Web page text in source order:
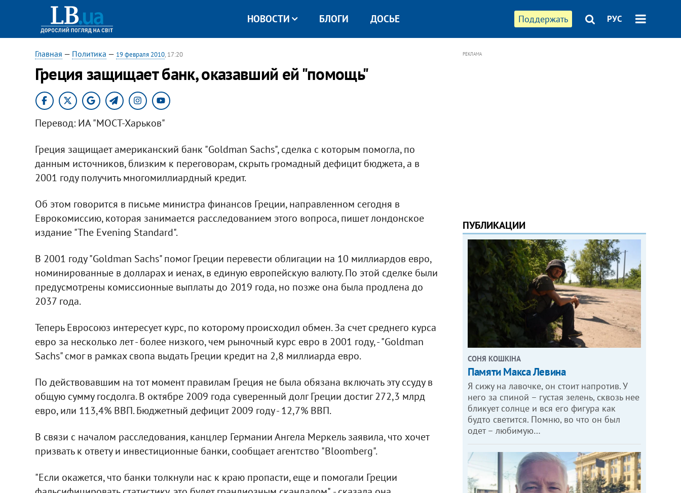
Поддержать РУС
НОВОСТИ БЛОГИ ДОСЬЕ
Главная — Политика — 19 февраля 2010, 17:20
Греция защищает банк, оказавший ей "помощь"
Перевод: ИА "МОСТ-Харьков"
Греция защищает американский банк "Goldman Sachs", сделка с которым помогла, по
данным источников, близким к переговорам, скрыть громадный дефицит бюджета, а в
2001 году получить многомиллиардный кредит.
Об этом говорится в письме министра финансов Греции, направленном сегодня в
Еврокомиссию, которая занимается расследованием этого вопроса, пишет лондонское
издание "The Evening Standard".
В 2001 году "Goldman Sachs" помог Греции перевести облигации на 10 миллиардов евро,
номинированные в долларах и иенах, в единую европейскую валюту. По этой сделке были
предусмотрены комиссионные выплаты до 2019 года, но позже она была продлена до
2037 года.
Теперь Евросоюз интересует курс, по которому происходил обмен. За счет среднего курса
евро за несколько лет - более низкого, чем рыночный курс евро в 2001 году, - "Goldman
Sachs" смог в рамках свопа выдать Греции кредит на 2,8 миллиарда евро.
По действовавшим на тот момент правилам Греция не была обязана включать эту ссуду в
общую сумму госдолга. В октябре 2009 года суверенный долг Греции достиг 272,3 млрд
евро, или 113,4% ВВП. Бюджетный дефицит 2009 году - 12,7% ВВП.
В связи с началом расследования, канцлер Германии Ангела Меркель заявила, что хочет
призвать к ответу и инвестиционные банки, сообщает агентство "Bloomberg".
"Если окажется, что банки толкнули нас к краю пропасти, еще и помогали Греции
РЕКЛАМА
ПУБЛИКАЦИИ
СОНЯ КОШКІНА
Памяти Макса Левина
Я сижу на лавочке, он стоит напротив. У
него за спиной – густая зелень, сквозь нее
бликует солнце и вся его фигура как
будто светится. Помню, во что он был
одет – любимую…